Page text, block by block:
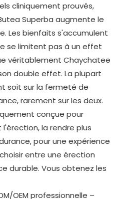
cliniquement prouvés,
Superba augmente le
Les bienfaits s'accumulent
se limitent pas à un effet
véritablement Chaychatee
double effet. La plupart
soit sur la fermeté de
rarement sur les deux.
conçue pour
la rendre plus
pour une expérience
entre une érection
durable. Vous obtenez les
OEM professionnelle –